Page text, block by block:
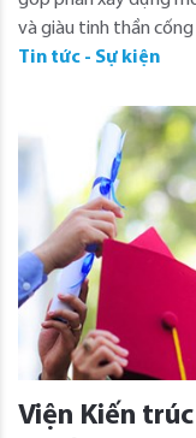
và giàu tinh thần
Tin tức - Sự kiện
Viện Kiến